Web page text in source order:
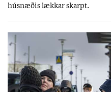
hús­næð­is lækk­ar skarpt.